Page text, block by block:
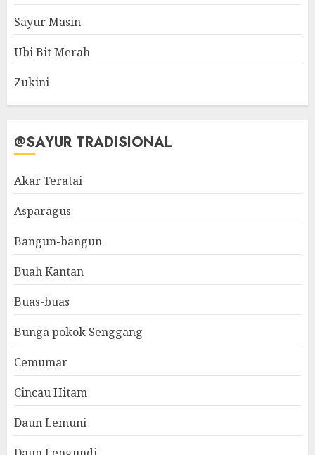
Sayur Masin
Ubi Bit Merah
Zukini
@SAYUR TRADISIONAL
Akar Teratai
Asparagus
Bangun-bangun
Buah Kantan
Buas-buas
Bunga pokok Senggang
Cemumar
Cincau Hitam
Daun Lemuni